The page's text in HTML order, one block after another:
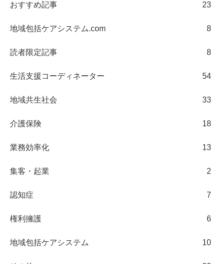
おすすめ記事 23
地域包括ケアシステム.com 8
読者限定記事 8
生活支援コーディネーター 54
地域共生社会 33
介護保険 18
業務効率化 13
集客・起業 2
認知症 7
権利擁護 6
地域包括ケアシステム 10